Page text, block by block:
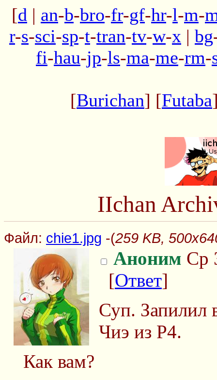
[d | an-b-bro-fr-gf-hr-l-m-
r-s-sci-sp-t-tran-tv-w-x | bg
fi-hau-jp-ls-ma-me-rm-
[Burichan] [Futaba
IIchan
Файл: chie1.jpg -(259 KB,
Аноним Ср
[Ответ]
Суп. Запилил
Чиэ из P4.
Как вам?